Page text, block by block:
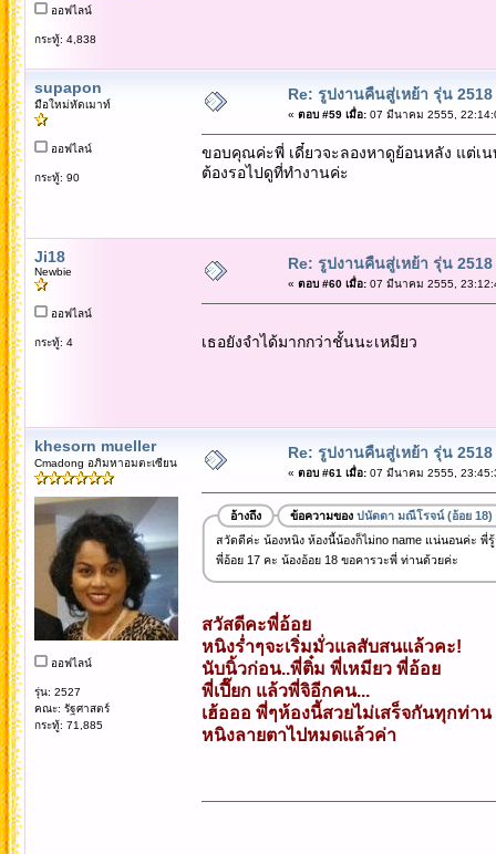
ออฟไลน์
กระทู้: 4,838
supapon
มือใหม่หัดเมาท์
ออฟไลน์
กระทู้: 90
Re: รูปงานคืนสู่เหย้า รุ่น 2518
« ตอบ #59 เมื่อ:07 มีนาคม 2555,
ขอบคุณค่ะพี่ เดี๋ยวจะลองหาดูย้อนหลัง แต่เ
ต้องรอไปดูที่ทำงานค่ะ
Ji18
Newbie
ออฟไลน์
กระทู้: 4
Re: รูปงานคืนสู่เหย้า รุ่น 2518
« ตอบ #60 เมื่อ:07 มีนาคม 2555,
เธอยังจำได้มากกว่าชั้นนะเหมียว
khesorn mueller
Cmadong อภิมหาอมตะเซียน
ออฟไลน์
รุ่น: 2527
คณะ: รัฐศาสตร์
กระทู้: 71,885
Re: รูปงานคืนสู่เหย้า รุ่น 2518
« ตอบ #61 เมื่อ:07 มีนาคม 2555,
อ้างถึง ข้อความของ ปนัดดา มณีโรจน์ (อ้อย 18)
สวัดดีค่ะ น้องหนิง ห้องนี้น้องก็ไม่no name แน่นอนค่ะ พี่
พี่อ้อย 17 คะ น้องอ้อย 18 ขอคารวะพี่ ท่านด้วยค่ะ
สวัสดีคะพี่อ้อย
หนิงร่ำๆจะเริ่มมั่วแลสับสนแล้วคะ!
นับนิ้วก่อน..พี่ติ๋ม พี่เหมียว พี่อ้อย
พี่เปี๊ยก แล้วพี่จิอีกคน...
เฮ้อออ พี่ๆห้องนี้สวยไม่เสร็จกันทุกท่าน
หนิงลายตาไปหมดแล้วค่า